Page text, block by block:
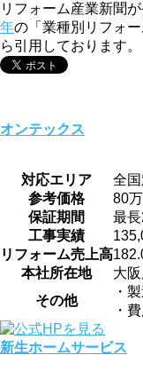
リフォーム産業新聞
年の「業種別リフォ
ら引用しております。
オンテックス
対応エリア
全
参考価格
80
保証期間
最
工事実績
リフォーム売上高
本社所在地
大
その他
・
・
新生ホームサービス